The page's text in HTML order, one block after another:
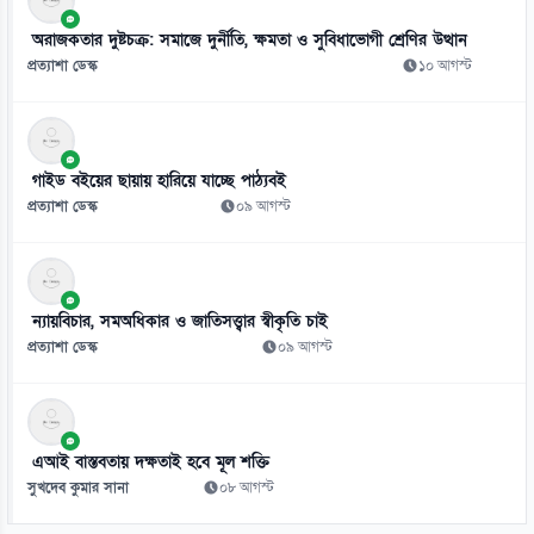
পরমাণু চুক্তি ছাড়াই ইরানের সঙ্গে যুদ্ধ থামাতে চান ট্রাম্প
১০ আগস্ট
অরাজকতার দুষ্টচক্র: সমাজে দুর্নীতি, ক্ষমতা ও সুবিধাভোগী শ্রেণির উত্থান
প্রত্যাশা ডেস্ক ১০ আগস্ট
গাইড বইয়ের ছায়ায় হারিয়ে যাচ্ছে পাঠ্যবই
প্রত্যাশা ডেস্ক ০৯ আগস্ট
ন্যায়বিচার, সমঅধিকার ও জাতিসত্ত্বার স্বীকৃতি চাই
প্রত্যাশা ডেস্ক ০৯ আগস্ট
এআই বাস্তবতায় দক্ষতাই হবে মূল শক্তি
সুখদেব কুমার সানা ০৮ আগস্ট